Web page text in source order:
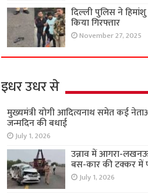
दिल्ली पुलिस ने
किया गिरफ्तार
November 27, 2025
इधर उधर से
मुख्यमंत्री योगी आदित्यनाथ समेत कई
जन्मदिन की बधाई
July 1, 2026
उन्नाव में आगरा-
बस-कार की टक्कर में
July 1, 2026